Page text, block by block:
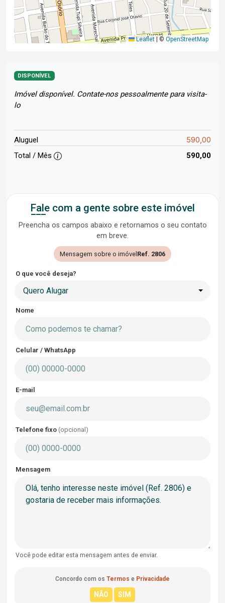
Leaflet |©OpenStreetMap
DISPONÍVEL
Imóvel disponível. Contate-nos pessoalmente para visita-
lo
Aluguel 590,00
Total / Mês 590,00
Fale com a gente sobre este imóvel
Preencha os campos abaixo e retornamos o seu contato
em breve.
Mensagem sobre o imóvel Ref. 2806
O que você deseja?
Quero Alugar
Nome
Celular / WhatsApp
E-mail
Telefone fixo (opcional)
Mensagem
Você pode editar esta mensagem antes de enviar.
Concordo com os Termos e Privacidade